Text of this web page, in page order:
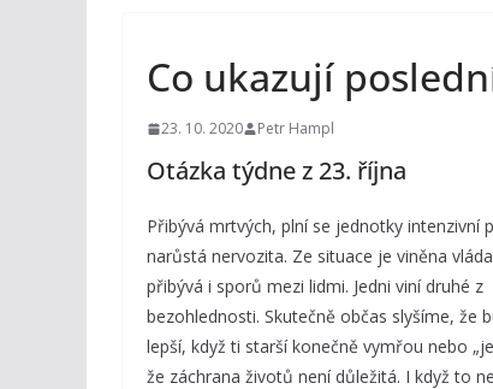
Co ukazují
23. 10. 2020 Petr Hampl
Otázka týdne z 23. října
Přibývá mrtvých, plní se jednotky intenzivní
narůstá nervozita. Ze situace je viněna
přibývá i sporů mezi lidmi. Jedni viní druhé z
bezohlednosti. Skutečně občas slyšíme, že
lepší, když ti starší konečně vymřou nebo
že záchrana životů není důležitá. I když to